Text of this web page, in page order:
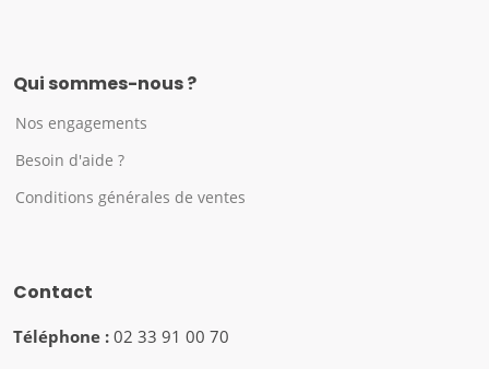
Qui sommes-nous ?
Nos engagements
Besoin d'aide ?
Conditions générales de ventes
Contact
Téléphone : 02 33 91 00 70